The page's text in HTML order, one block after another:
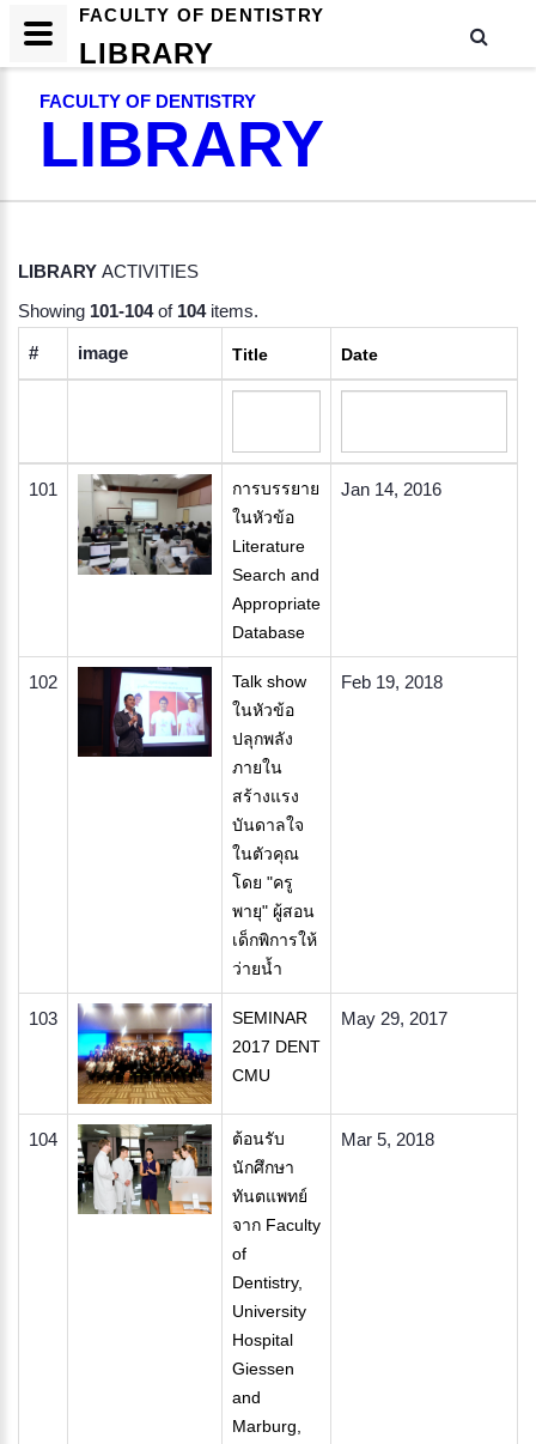
FACULTY OF DENTISTRY
LIBRARY
LIBRARY ACTIVITIES
Showing 101-104of 104items.
# image Title Date
101
การบรรยาย
ในหัวข้อ
Literature
Search and
Appropriate
Database
Jan 14, 2016
102
Talk show
ในหัวข้อ
ปลุกพลัง
ภายใน
สร้างแรง
บันดาลใจ
ในตัวคุณ
โดย "ครู
พายุ" ผู้สอน
เด็กพิการให้
ว่ายน้ำ
Feb 19, 2018
103
SEMINAR
2017 DENT
CMU
May 29, 2017
104
ต้อนรับ
นักศึกษา
ทันตแพทย์
จาก Faculty
of
Dentistry,
University
Hospital
Giessen
and
Marburg,
Mar 5, 2018
FACULTY OF DENTISTRY
LIBRARY